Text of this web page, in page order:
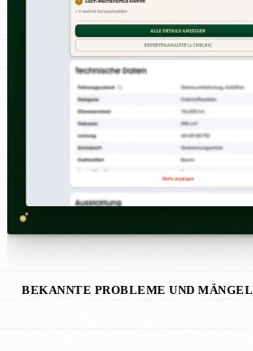
BEKANNTE PROBLEME UND MÄNGEL